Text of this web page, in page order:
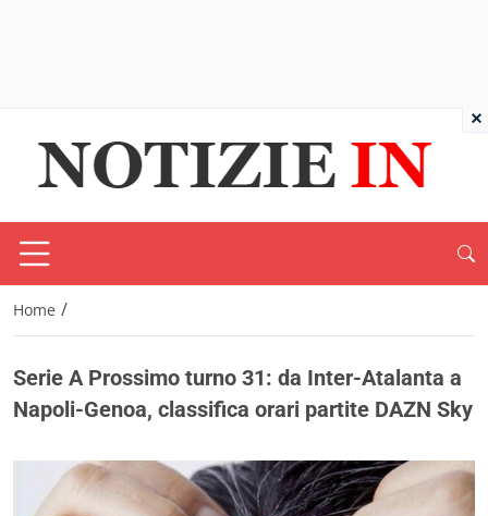
Home /
Serie A Prossimo turno 31: da Inter-Atalanta a
Napoli-Genoa, classifica orari partite DAZN Sky
×